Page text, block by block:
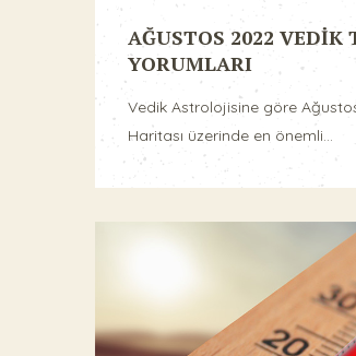
AĞUSTOS 2022 VEDİK
YORUMLARI
Vedik Astrolojisine göre
Haritası üzerinde en önemli...